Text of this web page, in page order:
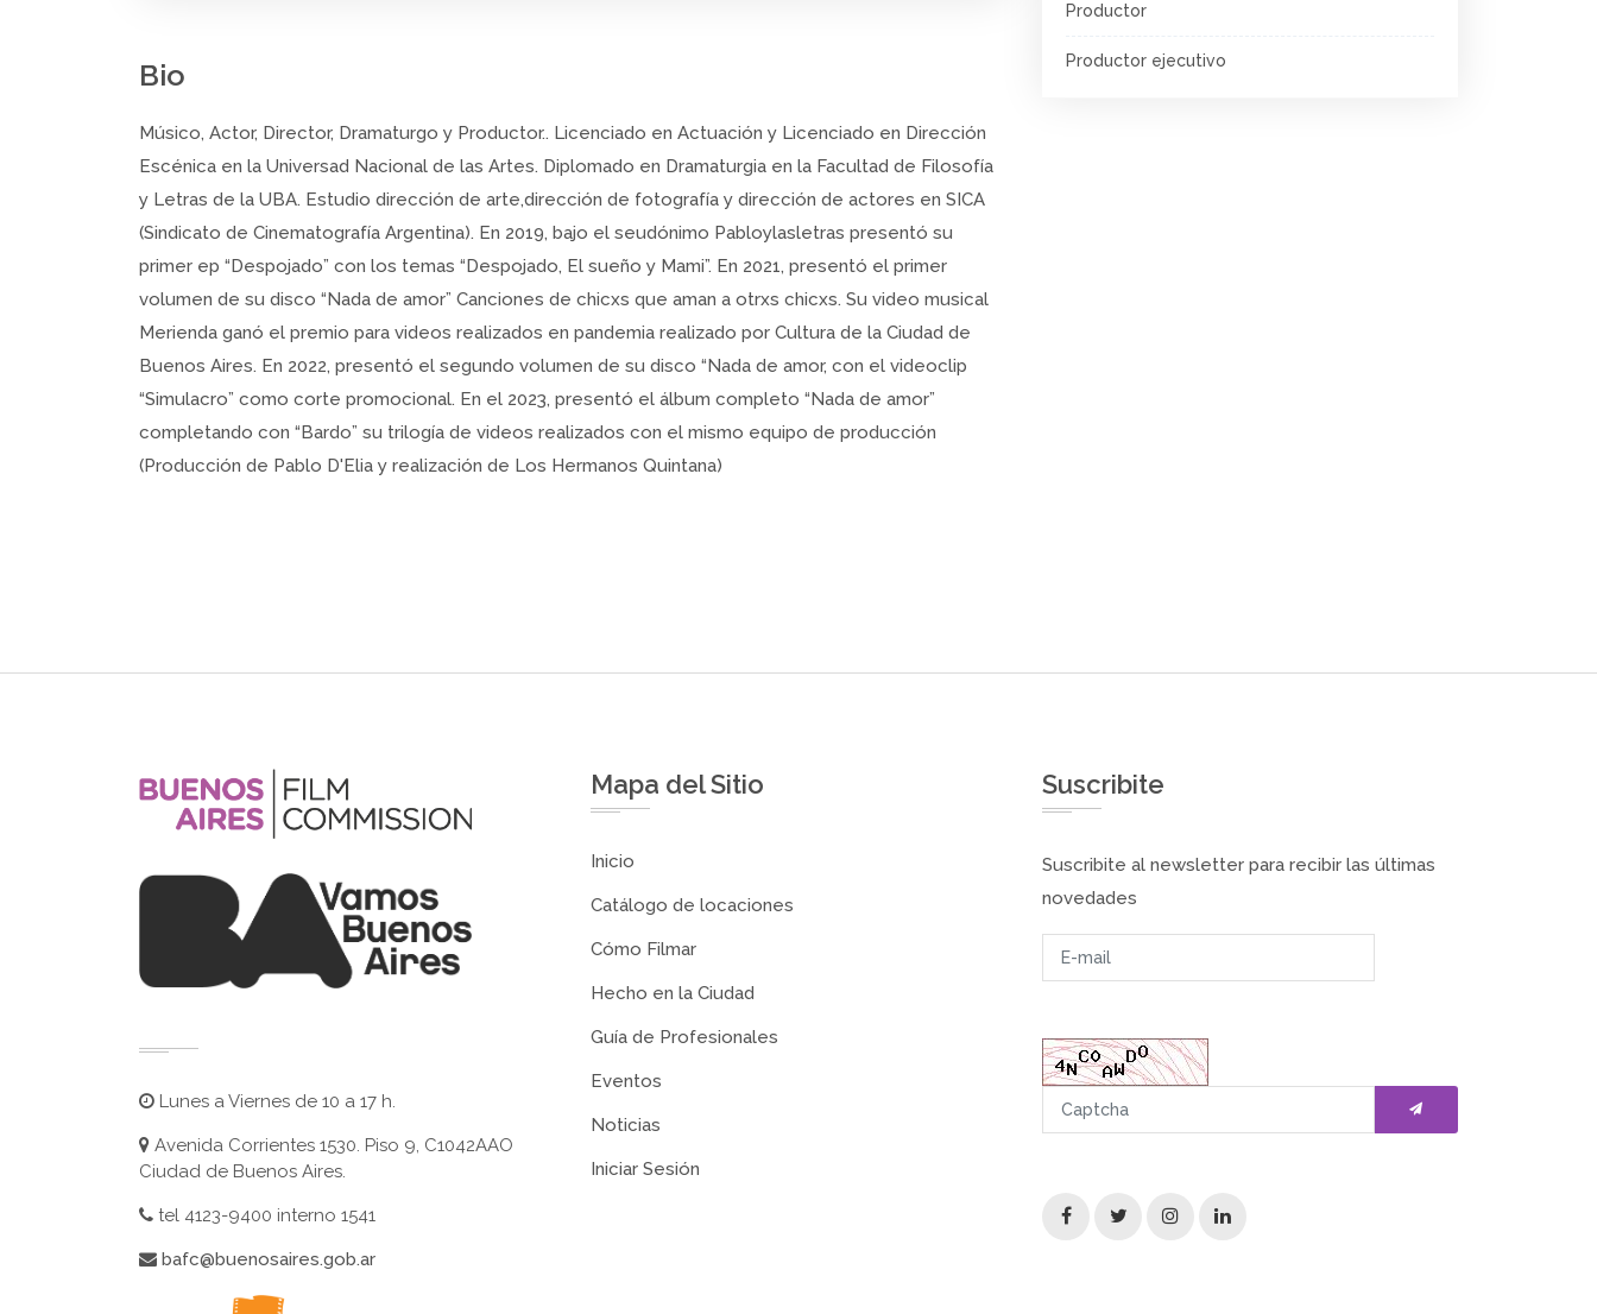
Bio
Músico, Actor, Director, Dramaturgo y Productor.. Licenciado en Actuación y Licenciado en Dirección
Escénica en la Universad Nacional de las Artes. Diplomado en Dramaturgia en la Facultad de Filosofía
y Letras de la UBA. Estudio dirección de arte,dirección de fotografía y dirección de actores en SICA
(Sindicato de Cinematografía Argentina). En 2019, bajo el seudónimo Pabloylasletras presentó su
primer ep “Despojado” con los temas “Despojado, El sueño y Mami”. En 2021, presentó el primer
volumen de su disco “Nada de amor” Canciones de chicxs que aman a otrxs chicxs. Su video musical
Merienda ganó el premio para videos realizados en pandemia realizado por Cultura de la Ciudad de
Buenos Aires. En 2022, presentó el segundo volumen de su disco “Nada de amor, con el videoclip
“Simulacro” como corte promocional. En el 2023, presentó el álbum completo “Nada de amor”
completando con “Bardo” su trilogía de videos realizados con el mismo equipo de producción
(Producción de Pablo D'Elia y realización de Los Hermanos Quintana)
Productor
Productor ejecutivo
Lunes a Viernes de 10 a 17 h.
Avenida Corrientes 1530. Piso 9, C1042AAO
Ciudad de Buenos Aires.
tel 4123-9400 interno 1541
bafc@buenosaires.gob.ar
Mapa del Sitio
Inicio
Catálogo de locaciones
Cómo Filmar
Hecho en la Ciudad
Guía de Profesionales
Eventos
Noticias
Iniciar Sesión
Suscribite
Suscribite al newsletter para recibir las últimas
novedades